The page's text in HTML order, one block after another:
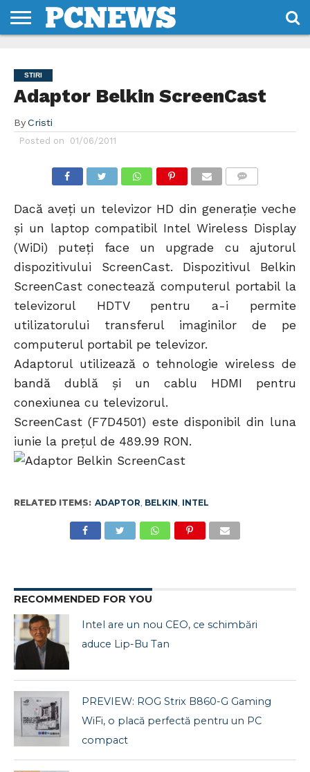
NOI
SI
CONDITII
STIRI
Adaptor Belkin ScreenCast
By Cristi
Posted on 01/06/2011
Dacă aveți un televizor HD din generație veche
și un laptop compatibil Intel Wireless Display
(WiDi) puteți face un upgrade cu ajutorul
dispozitivului ScreenCast. Dispozitivul Belkin
ScreenCast conectează computerul portabil la
televizorul HDTV pentru a-i permite
utilizatorului transferul imaginilor de pe
computerul portabil pe televizor.
Adaptorul utilizează o tehnologie wireless de
bandă dublă şi un cablu HDMI pentru
conexiunea cu televizorul.
ScreenCast (F7D4501) este disponibil din luna
iunie la preţul de 489.99 RON.
RELATED ITEMS: ADAPTOR, BELKIN, INTEL
RECOMMENDED FOR YOU
Intel are un nou CEO, ce schimbări
aduce Lip-Bu Tan
PREVIEW: ROG Strix B860-G Gaming
WiFi, o placă perfectă pentru un PC
compact